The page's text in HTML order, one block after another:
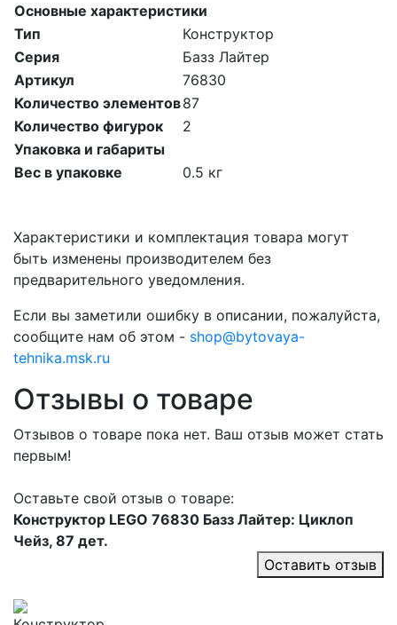
Основные характеристики
Тип
Конструктор
Серия
Базз Лайтер
Артикул
76830
Количество элементов87
Количество фигурок
2
Упаковка и габариты
Вес в упаковке
0.5 кг
Характеристики и комплектация товара могут
быть изменены производителем без
предварительного уведомления.
Если вы заметили ошибку в описании, пожалуйста,
сообщите нам об этом - shop@bytovaya-
tehnika.msk.ru
Отзывы о товаре
Отзывов о товаре пока нет. Ваш отзыв может стать
первым!
Оставьте свой отзыв о товаре:
Конструктор LEGO 76830 Базз Лайтер: Циклоп
Чейз, 87 дет.
Оставить отзыв